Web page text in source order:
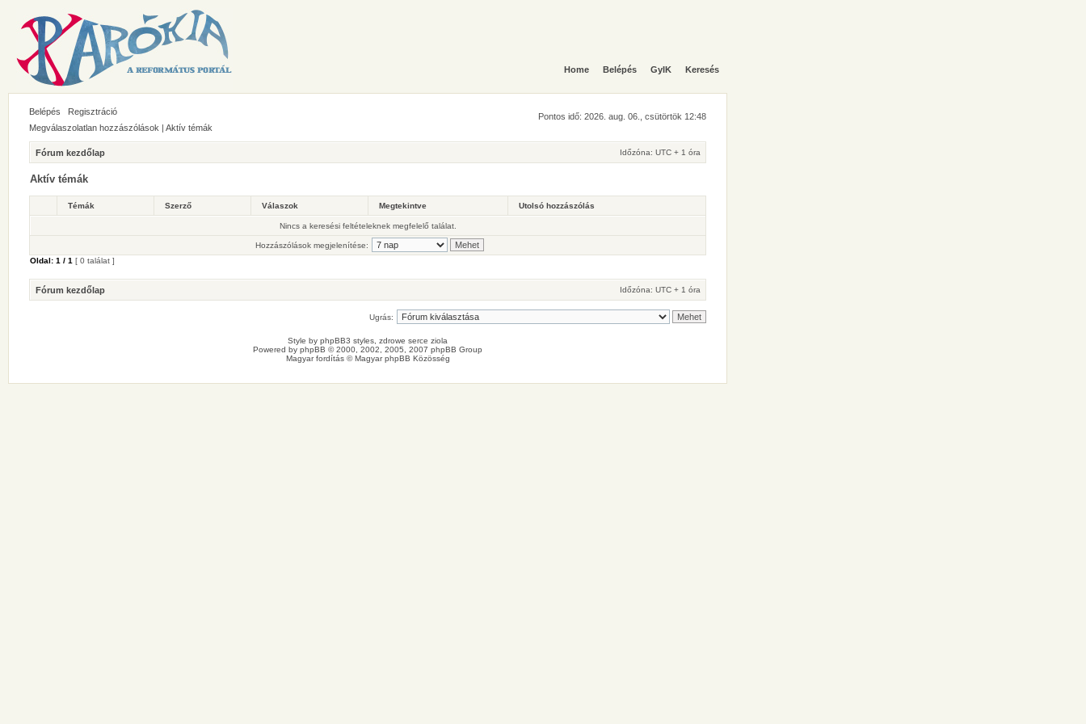
Home Belépés GyIK Keresés
Belépés Regisztráció
Pontos idő: 2026. aug. 06., csütörtök 12:48
Megválaszolatlan hozzászólások | Aktív témák
Fórum kezdőlap Időzóna: UTC + 1 óra
Aktív témák
Témák Szerző Válaszok Megtekintve Utolsó hozzászólás
Nincs a keresési feltételeknek megfelelő találat.
Hozzászólások megjelenítése:
Oldal: 1 / 1 [ 0 találat ]
Fórum kezdőlap Időzóna: UTC + 1 óra
Ugrás:
Style by phpBB3 styles , zdrowe serce ziola
Powered by phpBB © 2000, 2002, 2005, 2007 phpBB Group
Magyar fordítás ©Magyar phpBB Közösség